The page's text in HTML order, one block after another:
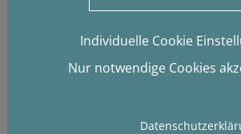
Individuelle Cookie
Nur notwendige Cookies